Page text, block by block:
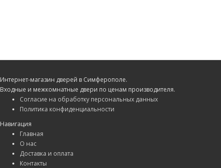
Интернет-магазин дверей в Симферополе.
Входные и межкомнатные двери по ценам производителя.
Согласие на обработку персональных данных
Политика конфиденциальности
Навигация
Главная
О нас
Доставка и оплата
Контакты